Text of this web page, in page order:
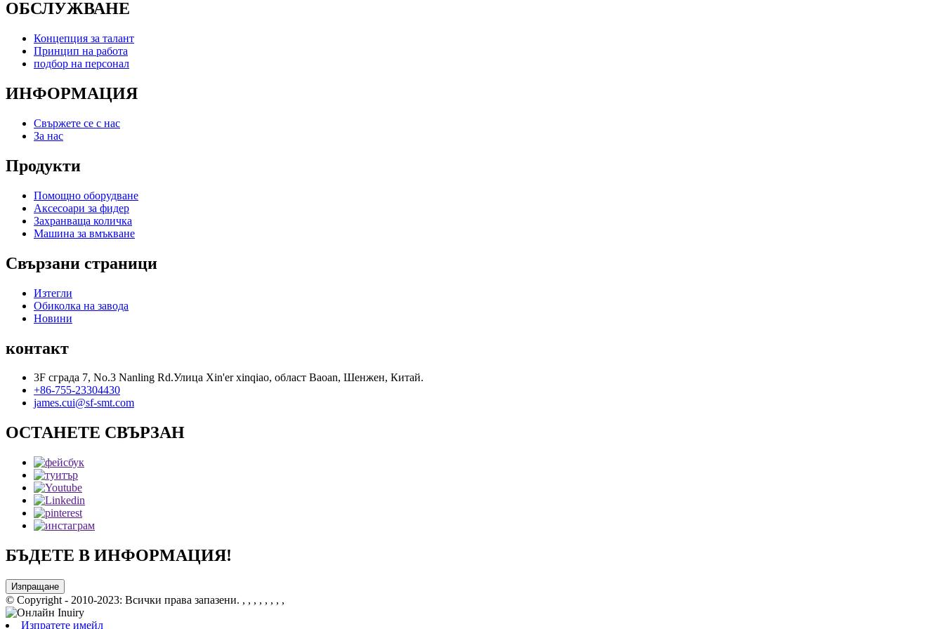
ОБСЛУЖВАНЕ
Концепция за талант
Принцип на работа
подбор на персонал
ИНФОРМАЦИЯ
Свържете се с нас
За нас
Продукти
Помощно оборудване
Аксесоари за фидер
Захранваща количка
Машина за вмъкване
Свързани страници
Изтегли
Обиколка на завода
Новини
контакт
3F сграда 7, No.3 Nanling Rd.Улица Xin'er xinqiao, област Baoan, Шенжен, Китай.
+86-755-23304430
james.cui@sf-smt.com
ОСТАНЕТЕ СВЪРЗАН
БЪДЕТЕ В ИНФОРМАЦИЯ!
Изпращане
© Copyright - 2010-2023: Всички права запазени. , , , , , , , ,
Изпратете имейл